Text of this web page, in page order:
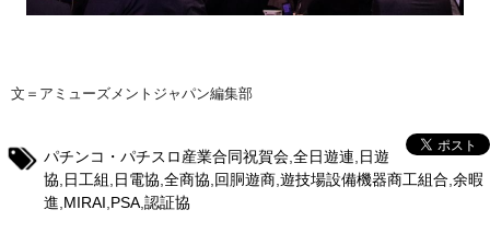
文＝アミューズメントジャパン編集部
パチンコ・パチスロ産業合同祝賀会,全日遊連,日遊
協,日工組,日電協,全商協,回胴遊商,遊技場設備機器商工組合,余暇
進,MIRAI,PSA,認証協